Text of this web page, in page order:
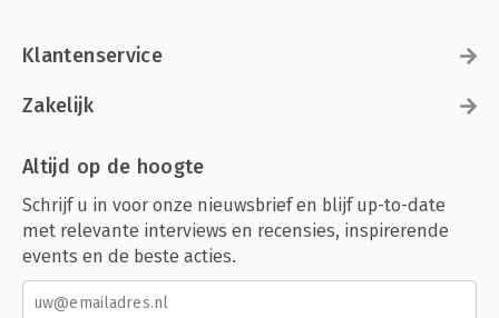
Klantenservice
Zakelijk
Altijd op de hoogte
Schrijf u in voor onze nieuwsbrief en blijf up-to-date
met relevante interviews en recensies, inspirerende
events en de beste acties.